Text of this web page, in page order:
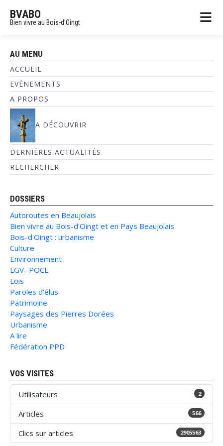
BVABO
Bien vivre au Bois-d'Oingt
AU MENU
ACCUEIL
EVÈNEMENTS
A PROPOS
A DÉCOUVRIR
DERNIÈRES ACTUALITÉS
RECHERCHER
DOSSIERS
Autoroutes en Beaujolais
Bien vivre au Bois-d'Oingt et en Pays Beaujolais
Bois-d'Oingt : urbanisme
Culture
Environnement
LGV- POCL
Lois
Paroles d'élus
Patrimoine
Paysages des Pierres Dorées
Urbanisme
A lire
Fédération PPD
VOS VISITES
Utilisateurs 2
Articles 566
Clics sur articles 2905563